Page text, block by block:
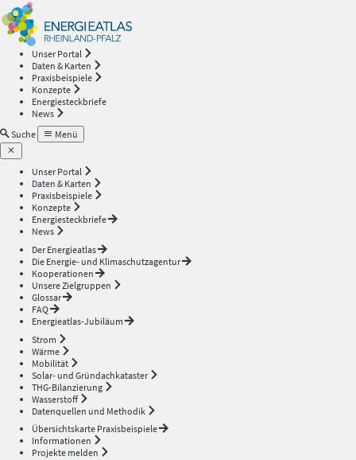
Unser Portal
Daten & Karten
Praxisbeispiele
Konzepte
Energiesteckbriefe
News
Suche
Menü
Unser Portal
Daten & Karten
Praxisbeispiele
Konzepte
Energiesteckbriefe
News
Der Energieatlas
Die Energie- und Klimaschutzagentur
Kooperationen
Unsere Zielgruppen
Glossar
FAQ
Energieatlas-Jubiläum
Strom
Wärme
Mobilität
Solar- und Gründachkataster
THG-Bilanzierung
Wasserstoff
Datenquellen und Methodik
Übersichtskarte Praxisbeispiele
Informationen
Projekte melden